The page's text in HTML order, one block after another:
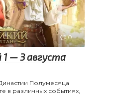
0
1 — 3 августа
Полумесяца
в различных событиях,